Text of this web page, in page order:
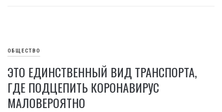
ОБЩЕСТВО
ЭТО ЕДИНСТВЕННЫЙ ВИД ТРАНСПОРТА,
ГДЕ ПОДЦЕПИТЬ КОРОНАВИРУС
МАЛОВЕРОЯТНО